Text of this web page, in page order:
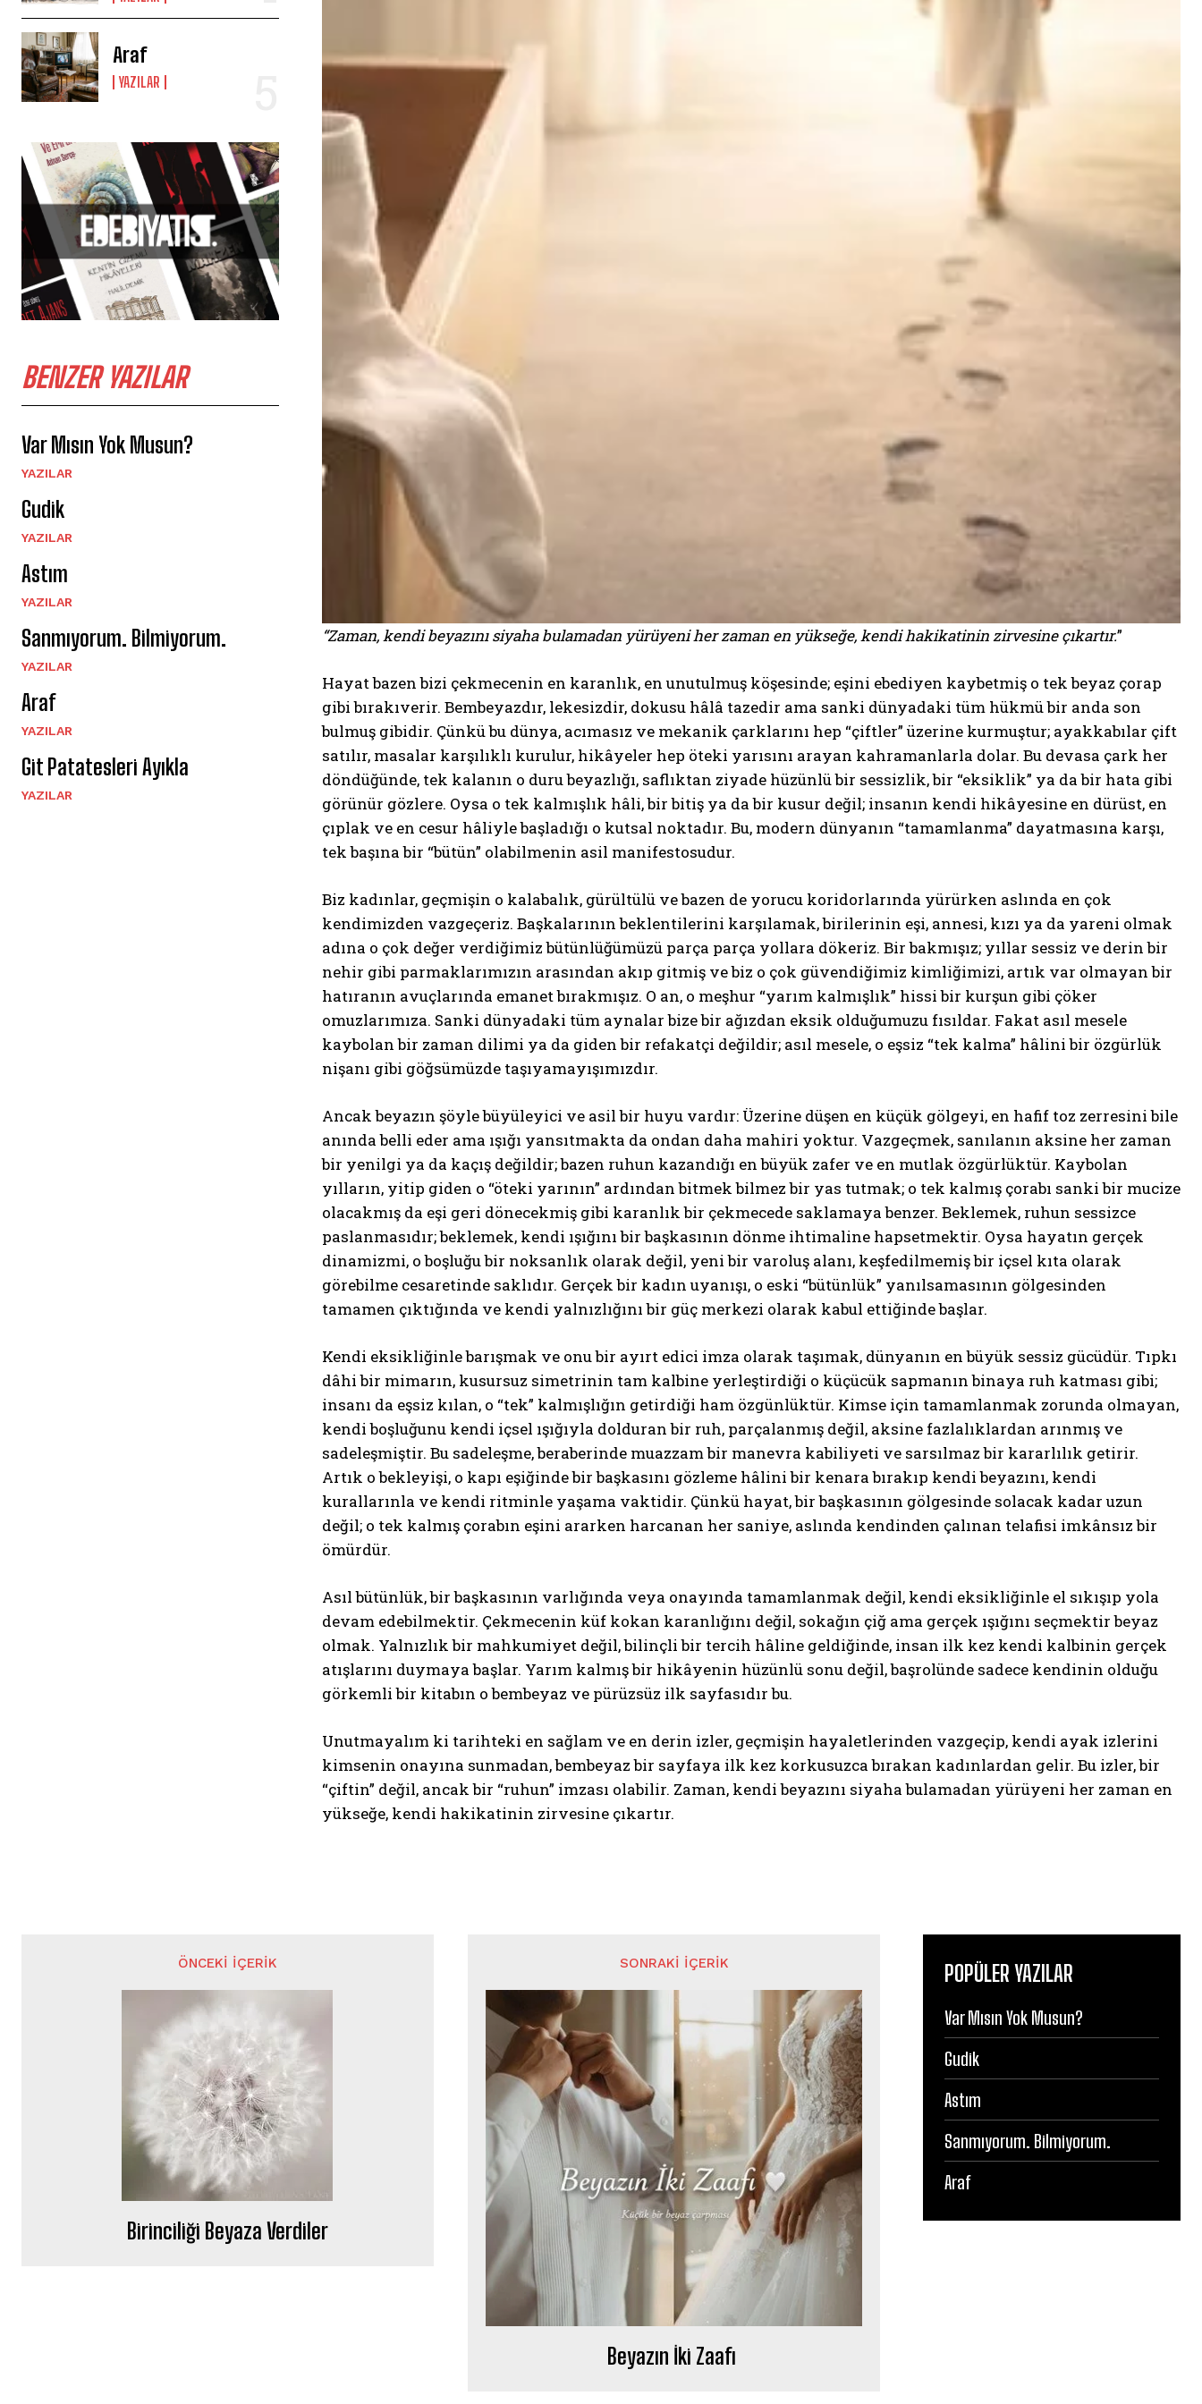
Araf
YAZILAR
BENZER YAZILAR
Var Mısın Yok Musun?
YAZILAR
Gudik
YAZILAR
Astım
YAZILAR
Sanmıyorum. Bilmiyorum.
YAZILAR
Araf
YAZILAR
Git Patatesleri Ayıkla
YAZILAR
“Zaman, kendi beyazını siyaha bulamadan yürüyeni her zaman en yükseğe, kendi hakikatinin zirvesine çıkartır.”
Hayat bazen bizi çekmecenin en karanlık, en unutulmuş köşesinde; eşini ebediyen kaybetmiş o tek beyaz çorap
gibi bırakıverir. Bembeyazdır, lekesizdir, dokusu hâlâ tazedir ama sanki dünyadaki tüm hükmü bir anda son
bulmuş gibidir. Çünkü bu dünya, acımasız ve mekanik çarklarını hep “çiftler” üzerine kurmuştur; ayakkabılar çift
satılır, masalar karşılıklı kurulur, hikâyeler hep öteki yarısını arayan kahramanlarla dolar. Bu devasa çark her
döndüğünde, tek kalanın o duru beyazlığı, saflıktan ziyade hüzünlü bir sessizlik, bir “eksiklik” ya da bir hata gibi
görünür gözlere. Oysa o tek kalmışlık hâli, bir bitiş ya da bir kusur değil; insanın kendi hikâyesine en dürüst, en
çıplak ve en cesur hâliyle başladığı o kutsal noktadır. Bu, modern dünyanın “tamamlanma” dayatmasına karşı,
tek başına bir “bütün” olabilmenin asil manifestosudur.
Biz kadınlar, geçmişin o kalabalık, gürültülü ve bazen de yorucu koridorlarında yürürken aslında en çok
kendimizden vazgeçeriz. Başkalarının beklentilerini karşılamak, birilerinin eşi, annesi, kızı ya da yareni olmak
adına o çok değer verdiğimiz bütünlüğümüzü parça parça yollara dökeriz. Bir bakmışız; yıllar sessiz ve derin bir
nehir gibi parmaklarımızın arasından akıp gitmiş ve biz o çok güvendiğimiz kimliğimizi, artık var olmayan bir
hatıranın avuçlarında emanet bırakmışız. O an, o meşhur “yarım kalmışlık” hissi bir kurşun gibi çöker
omuzlarımıza. Sanki dünyadaki tüm aynalar bize bir ağızdan eksik olduğumuzu fısıldar. Fakat asıl mesele
kaybolan bir zaman dilimi ya da giden bir refakatçi değildir; asıl mesele, o eşsiz “tek kalma” hâlini bir özgürlük
nişanı gibi göğsümüzde taşıyamayışımızdır.
Ancak beyazın şöyle büyüleyici ve asil bir huyu vardır: Üzerine düşen en küçük gölgeyi, en hafif toz zerresini bile
anında belli eder ama ışığı yansıtmakta da ondan daha mahiri yoktur. Vazgeçmek, sanılanın aksine her zaman
bir yenilgi ya da kaçış değildir; bazen ruhun kazandığı en büyük zafer ve en mutlak özgürlüktür. Kaybolan
yılların, yitip giden o “öteki yarının” ardından bitmek bilmez bir yas tutmak; o tek kalmış çorabı sanki bir mucize
olacakmış da eşi geri dönecekmiş gibi karanlık bir çekmecede saklamaya benzer. Beklemek, ruhun sessizce
paslanmasıdır; beklemek, kendi ışığını bir başkasının dönme ihtimaline hapsetmektir. Oysa hayatın gerçek
dinamizmi, o boşluğu bir noksanlık olarak değil, yeni bir varoluş alanı, keşfedilmemiş bir içsel kıta olarak
görebilme cesaretinde saklıdır. Gerçek bir kadın uyanışı, o eski “bütünlük” yanılsamasının gölgesinden
tamamen çıktığında ve kendi yalnızlığını bir güç merkezi olarak kabul ettiğinde başlar.
Kendi eksikliğinle barışmak ve onu bir ayırt edici imza olarak taşımak, dünyanın en büyük sessiz gücüdür. Tıpkı
dâhi bir mimarın, kusursuz simetrinin tam kalbine yerleştirdiği o küçücük sapmanın binaya ruh katması gibi;
insanı da eşsiz kılan, o “tek” kalmışlığın getirdiği ham özgünlüktür. Kimse için tamamlanmak zorunda olmayan,
kendi boşluğunu kendi içsel ışığıyla dolduran bir ruh, parçalanmış değil, aksine fazlalıklardan arınmış ve
sadeleşmiştir. Bu sadeleşme, beraberinde muazzam bir manevra kabiliyeti ve sarsılmaz bir kararlılık getirir.
Artık o bekleyişi, o kapı eşiğinde bir başkasını gözleme hâlini bir kenara bırakıp kendi beyazını, kendi
kurallarınla ve kendi ritminle yaşama vaktidir. Çünkü hayat, bir başkasının gölgesinde solacak kadar uzun
değil; o tek kalmış çorabın eşini ararken harcanan her saniye, aslında kendinden çalınan telafisi imkânsız bir
ömürdür.
Asıl bütünlük, bir başkasının varlığında veya onayında tamamlanmak değil, kendi eksikliğinle el sıkışıp yola
devam edebilmektir. Çekmecenin küf kokan karanlığını değil, sokağın çiğ ama gerçek ışığını seçmektir beyaz
olmak. Yalnızlık bir mahkumiyet değil, bilinçli bir tercih hâline geldiğinde, insan ilk kez kendi kalbinin gerçek
atışlarını duymaya başlar. Yarım kalmış bir hikâyenin hüzünlü sonu değil, başrolünde sadece kendinin olduğu
görkemli bir kitabın o bembeyaz ve pürüzsüz ilk sayfasıdır bu.
Unutmayalım ki tarihteki en sağlam ve en derin izler, geçmişin hayaletlerinden vazgeçip, kendi ayak izlerini
kimsenin onayına sunmadan, bembeyaz bir sayfaya ilk kez korkusuzca bırakan kadınlardan gelir. Bu izler, bir
“çiftin” değil, ancak bir “ruhun” imzası olabilir. Zaman, kendi beyazını siyaha bulamadan yürüyeni her zaman en
yükseğe, kendi hakikatinin zirvesine çıkartır.
ÖNCEKI İÇERIK
Birinciliği Beyaza Verdiler
SONRAKI İÇERIK
Beyazın İki Zaafı
POPÜLER YAZILAR
Var Mısın Yok Musun?
Gudik
Astım
Sanmıyorum. Bilmiyorum.
Araf